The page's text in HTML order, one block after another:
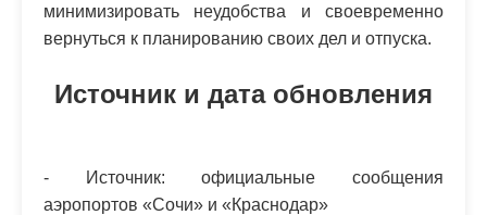
минимизировать неудобства и своевременно
вернуться к планированию своих дел и отпуска.
Источник и дата обновления
- Источник: официальные сообщения
аэропортов «Сочи» и «Краснодар»